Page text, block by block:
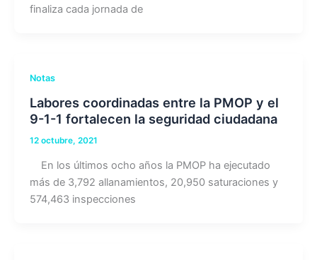
finaliza cada jornada de
Notas
Labores coordinadas entre la PMOP y el
9-1-1 fortalecen la seguridad ciudadana
12 octubre, 2021
En los últimos ocho años la PMOP ha ejecutado
más de 3,792 allanamientos, 20,950 saturaciones y
574,463 inspecciones